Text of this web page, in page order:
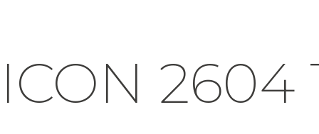
ICON 2604